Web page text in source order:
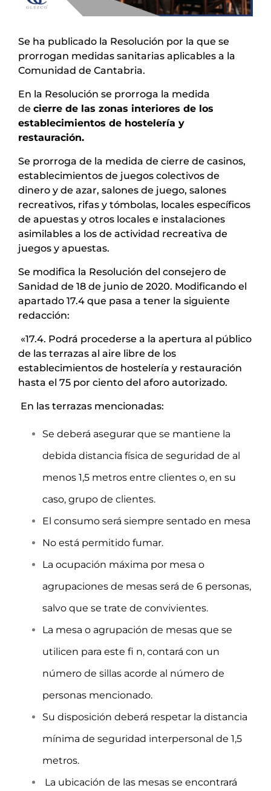
Se ha publicado la Resolución por la que se
prorrogan medidas sanitarias aplicables a la
Comunidad de Cantabria.
En la Resolución se prorroga la medida
de cierre de las zonas interiores de los
establecimientos de hostelería y
restauración.
Se prorroga de la medida de cierre de casinos,
establecimientos de juegos colectivos de
dinero y de azar, salones de juego, salones
recreativos, rifas y tómbolas, locales específicos
de apuestas y otros locales e instalaciones
asimilables a los de actividad recreativa de
juegos y apuestas.
Se modifica la Resolución del consejero de
Sanidad de 18 de junio de 2020. Modificando el
apartado 17.4 que pasa a tener la siguiente
redacción:
«17.4. Podrá procederse a la apertura al público
de las terrazas al aire libre de los
establecimientos de hostelería y restauración
hasta el 75 por ciento del aforo autorizado.
En las terrazas mencionadas:
Se deberá asegurar que se mantiene la
debida distancia física de seguridad de al
menos 1,5 metros entre clientes o, en su
caso, grupo de clientes.
El consumo será siempre sentado en mesa
No está permitido fumar.
La ocupación máxima por mesa o
agrupaciones de mesas será de 6 personas,
salvo que se trate de convivientes.
La mesa o agrupación de mesas que se
utilicen para este fi n, contará con un
número de sillas acorde al número de
personas mencionado.
Su disposición deberá respetar la distancia
mínima de seguridad interpersonal de 1,5
metros.
La ubicación de las mesas se encontrará